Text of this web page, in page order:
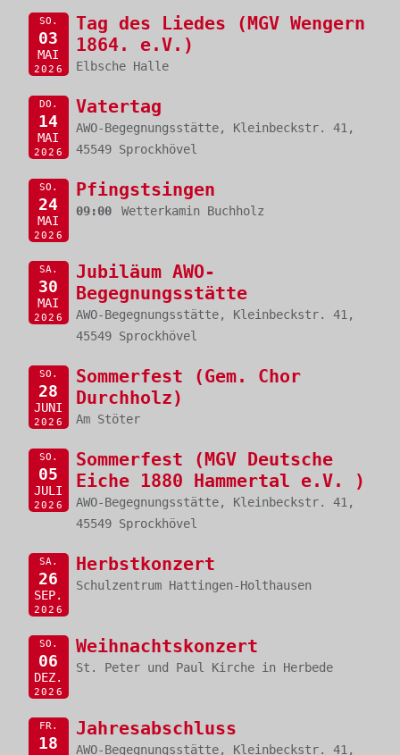
SO.
03
MAI
2026
Tag des Liedes (MGV Wengern
1864. e.V.)
Elbsche Halle
DO.
14
MAI
2026
Vatertag
AWO-Begegnungsstätte, Kleinbeckstr. 41,
45549 Sprockhövel
SO.
24
MAI
2026
Pfingstsingen
09:00 Wetterkamin Buchholz
SA.
30
MAI
2026
Jubiläum AWO-
Begegnungsstätte
AWO-Begegnungsstätte, Kleinbeckstr. 41,
45549 Sprockhövel
SO.
28
JUNI
2026
Sommerfest (Gem. Chor
Durchholz)
Am Stöter
SO.
05
JULI
2026
Sommerfest (MGV Deutsche
Eiche 1880 Hammertal e.V. )
AWO-Begegnungsstätte, Kleinbeckstr. 41,
45549 Sprockhövel
SA.
26
SEP.
2026
Herbstkonzert
Schulzentrum Hattingen-Holthausen
SO.
06
DEZ.
2026
Weihnachtskonzert
St. Peter und Paul Kirche in Herbede
FR.
18
Jahresabschluss
AWO-Begegnungsstätte, Kleinbeckstr. 41,